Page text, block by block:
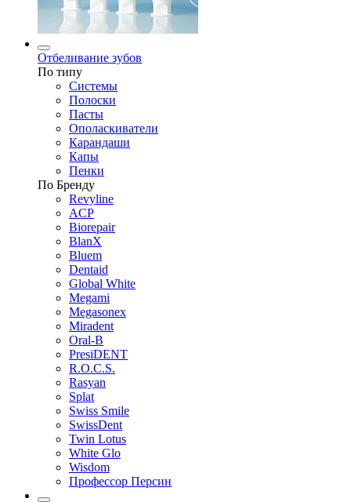
Отбеливание зубов
По типу
Системы
Полоски
Пасты
Ополаскиватели
Карандаши
Капы
Пенки
По Бренду
Revyline
ACP
Biorepair
BlanX
Bluem
Dentaid
Global White
Megami
Megasonex
Miradent
Oral-B
PresiDENT
R.O.C.S.
Rasyan
Splat
Swiss Smile
SwissDent
Twin Lotus
White Glo
Wisdom
Профессор Персин